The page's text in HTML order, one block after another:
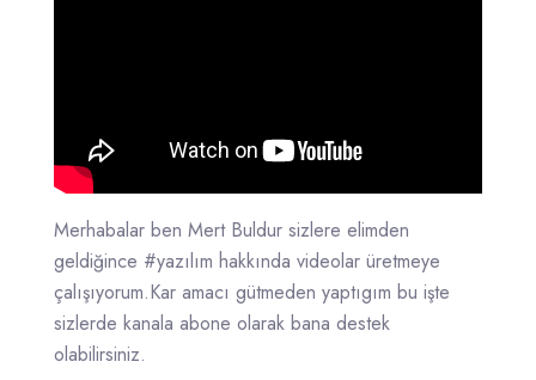
Merhabalar ben Mert Buldur sizlere elimden
geldiğince #yazılım hakkında videolar üretmeye
çalışıyorum.Kar amacı gütmeden yaptıgım bu işte
sizlerde kanala abone olarak bana destek
olabilirsiniz.